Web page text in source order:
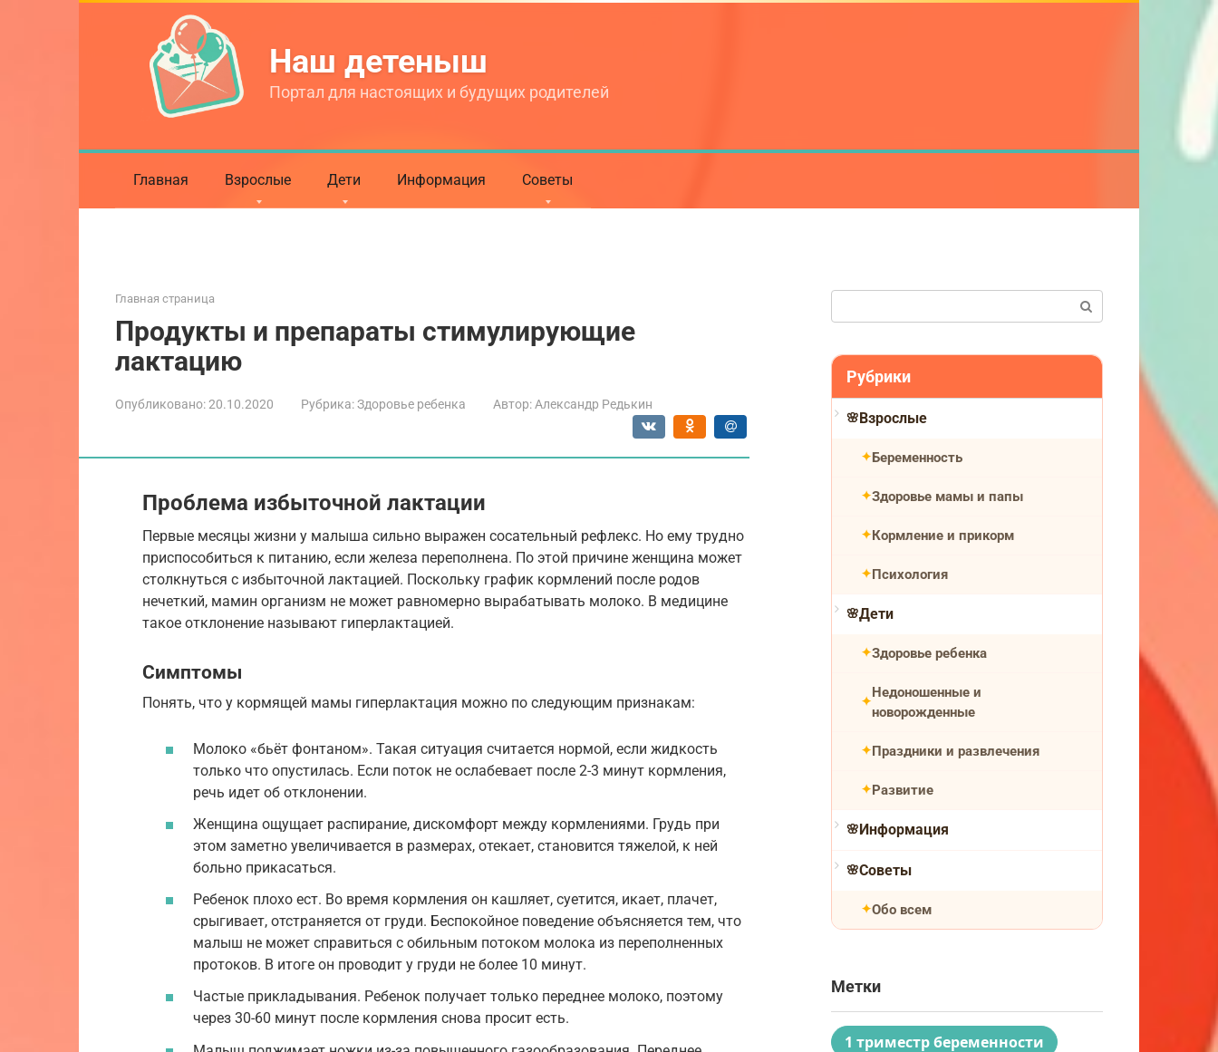
Наш детеныш
Портал для настоящих и будущих родителей
Главная Взрослые Дети Информация Советы
Главная страница
Продукты и препараты стимулирующие
лактацию
Опубликовано:20.10.2020 Рубрика:Здоровье ребенка Автор: Александр Редькин
Проблема избыточной лактации
Первые месяцы жизни у малыша сильно выражен сосательный рефлекс. Но ему трудно
приспособиться к питанию, если железа переполнена. По этой причине женщина может
столкнуться с избыточной лактацией. Поскольку график кормлений после родов
нечеткий, мамин организм не может равномерно вырабатывать молоко. В медицине
такое отклонение называют гиперлактацией.
Симптомы
Понять, что у кормящей мамы гиперлактация можно по следующим признакам:
Молоко «бьёт фонтаном». Такая ситуация считается нормой, если жидкость
только что опустилась. Если поток не ослабевает после 2-3 минут кормления,
речь идет об отклонении.
Женщина ощущает распирание, дискомфорт между кормлениями. Грудь при
этом заметно увеличивается в размерах, отекает, становится тяжелой, к ней
больно прикасаться.
Ребенок плохо ест. Во время кормления он кашляет, суетится, икает, плачет,
срыгивает, отстраняется от груди. Беспокойное поведение объясняется тем, что
малыш не может справиться с обильным потоком молока из переполненных
протоков. В итоге он проводит у груди не более 10 минут.
Частые прикладывания. Ребенок получает только переднее молоко, поэтому
через 30-60 минут после кормления снова просит есть.
Рубрики
Взрослые
Беременность
Здоровье мамы и папы
Кормление и прикорм
Психология
Дети
Здоровье ребенка
Недоношенные и
новорожденные
Праздники и развлечения
Развитие
Информация
Советы
Обо всем
Метки
1 триместр беременности